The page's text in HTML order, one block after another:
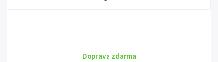
Doprava zdarma